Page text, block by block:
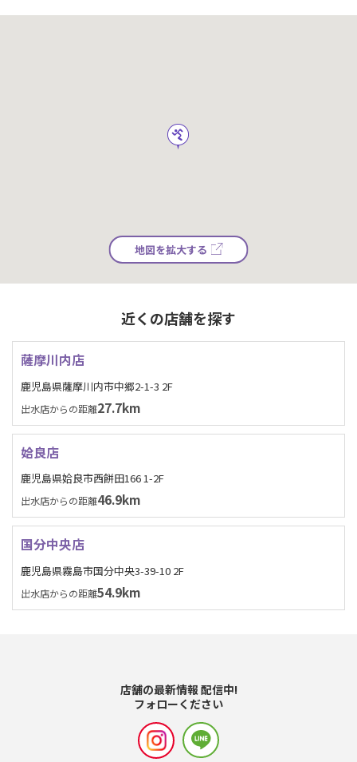
地図を拡大する
近くの店舗を探す
薩摩川内店
鹿児島県薩摩川内市中郷2-1-3 2F
出水店からの距離27.7km
姶良店
鹿児島県姶良市西餅田166 1-2F
出水店からの距離46.9km
国分中央店
鹿児島県霧島市国分中央3-39-10 2F
出水店からの距離54.9km
店舗の最新情報 配信中!
フォローください